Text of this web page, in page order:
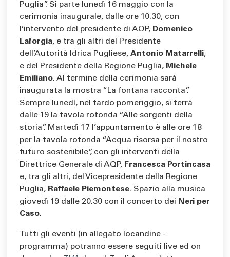
Puglia”. Si parte lunedì 16 maggio con la
cerimonia inaugurale, dalle ore 10.30, con
l’intervento del presidente di AQP, Domenico
Laforgia, e tra gli altri del Presidente
dell’Autorità Idrica Pugliese, Antonio Matarrelli,
e del Presidente della Regione Puglia, Michele
Emiliano. Al termine della cerimonia sarà
inaugurata la mostra “La fontana racconta”.
Sempre lunedì, nel tardo pomeriggio, si terrà
dalle 19 la tavola rotonda “Alle sorgenti della
storia”. Martedì 17 l’appuntamento è alle ore 18
per la tavola rotonda “Acqua risorsa per il nostro
futuro sostenibile”, con gli interventi della
Direttrice Generale di AQP, Francesca Portincasa
e, tra gli altri, del Vicepresidente della Regione
Puglia, Raffaele Piemontese. Spazio alla musica
giovedì 19 dalle 20.30 con il concerto dei Neri per
Caso.
Tutti gli eventi (in allegato locandine -
programma) potranno essere seguiti live ed on